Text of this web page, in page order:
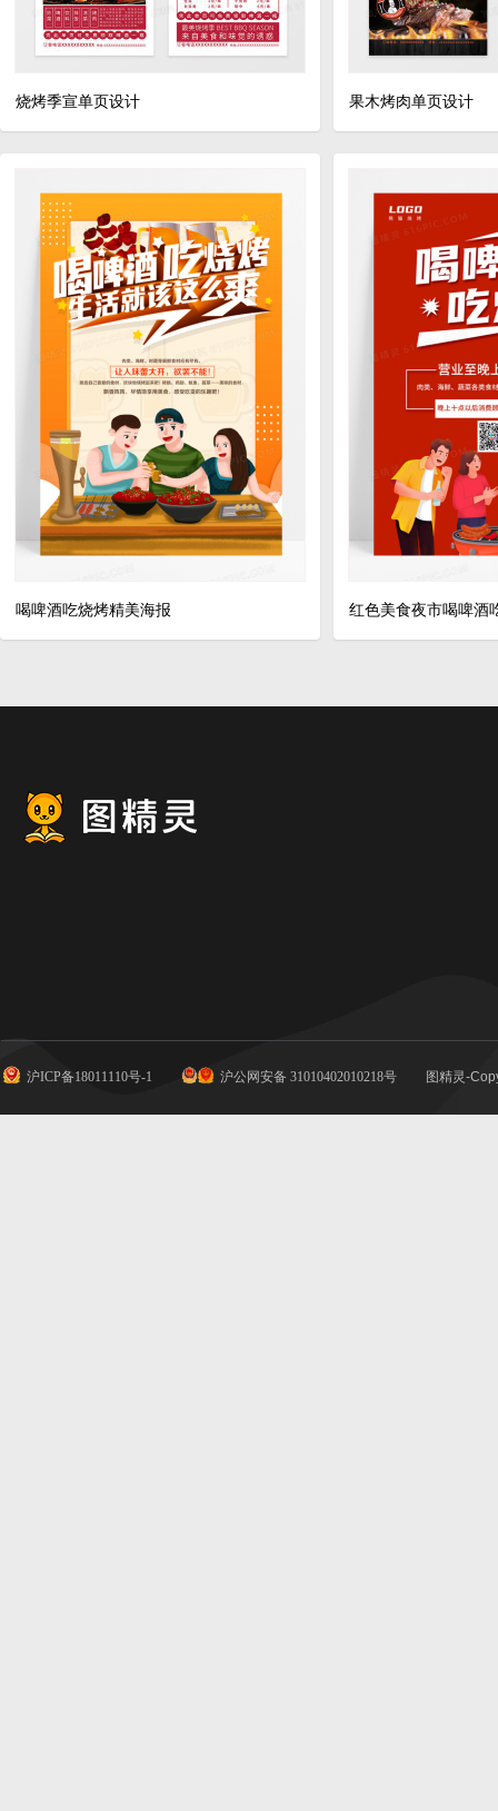
烧烤季宣单页设计 果木烤肉单页设计
喝啤酒吃烧烤精美海报
沪ICP备18011110号-1 沪公网安备 31010402010218号 图精灵-